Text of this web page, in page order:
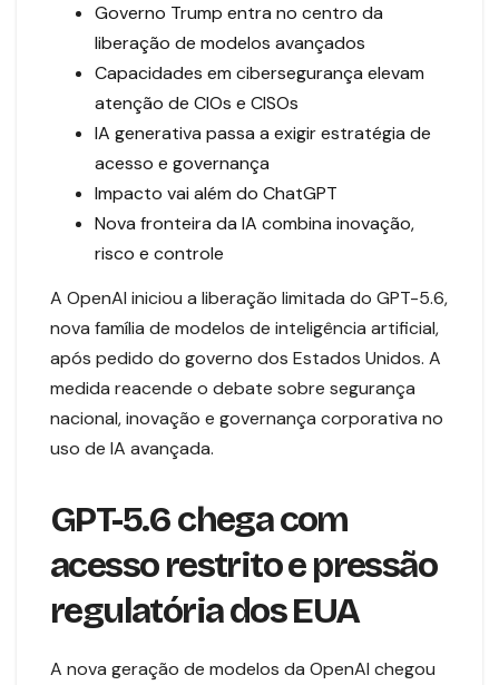
Governo Trump entra no centro da
liberação de modelos avançados
Capacidades em cibersegurança elevam
atenção de CIOs e CISOs
IA generativa passa a exigir estratégia de
acesso e governança
Impacto vai além do ChatGPT
Nova fronteira da IA combina inovação,
risco e controle
A OpenAI iniciou a liberação limitada do GPT-5.6,
nova família de modelos de inteligência artificial,
após pedido do governo dos Estados Unidos. A
medida reacende o debate sobre segurança
nacional, inovação e governança corporativa no
uso de IA avançada.
GPT-5.6 chega com
acesso restrito e pressão
regulatória dos EUA
A nova geração de modelos da OpenAI chegou